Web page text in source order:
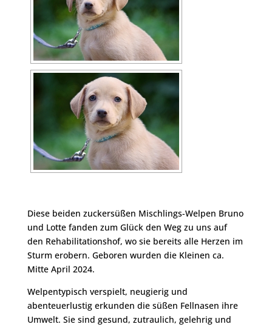
Diese beiden zuckersüßen Mischlings-Welpen Bruno
und Lotte fanden zum Glück den Weg zu uns auf
den Rehabilitationshof, wo sie bereits alle Herzen im
Sturm erobern. Geboren wurden die Kleinen ca.
Mitte April 2024.
Welpentypisch verspielt, neugierig und
abenteuerlustig erkunden die süßen Fellnasen ihre
Umwelt. Sie sind gesund, zutraulich, gelehrig und